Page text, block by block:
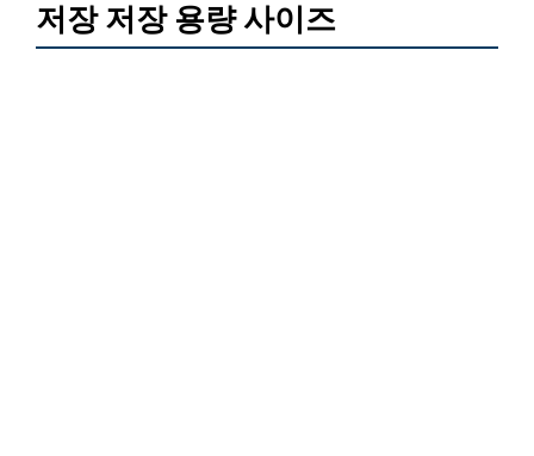
저장 저장 용량 사이즈